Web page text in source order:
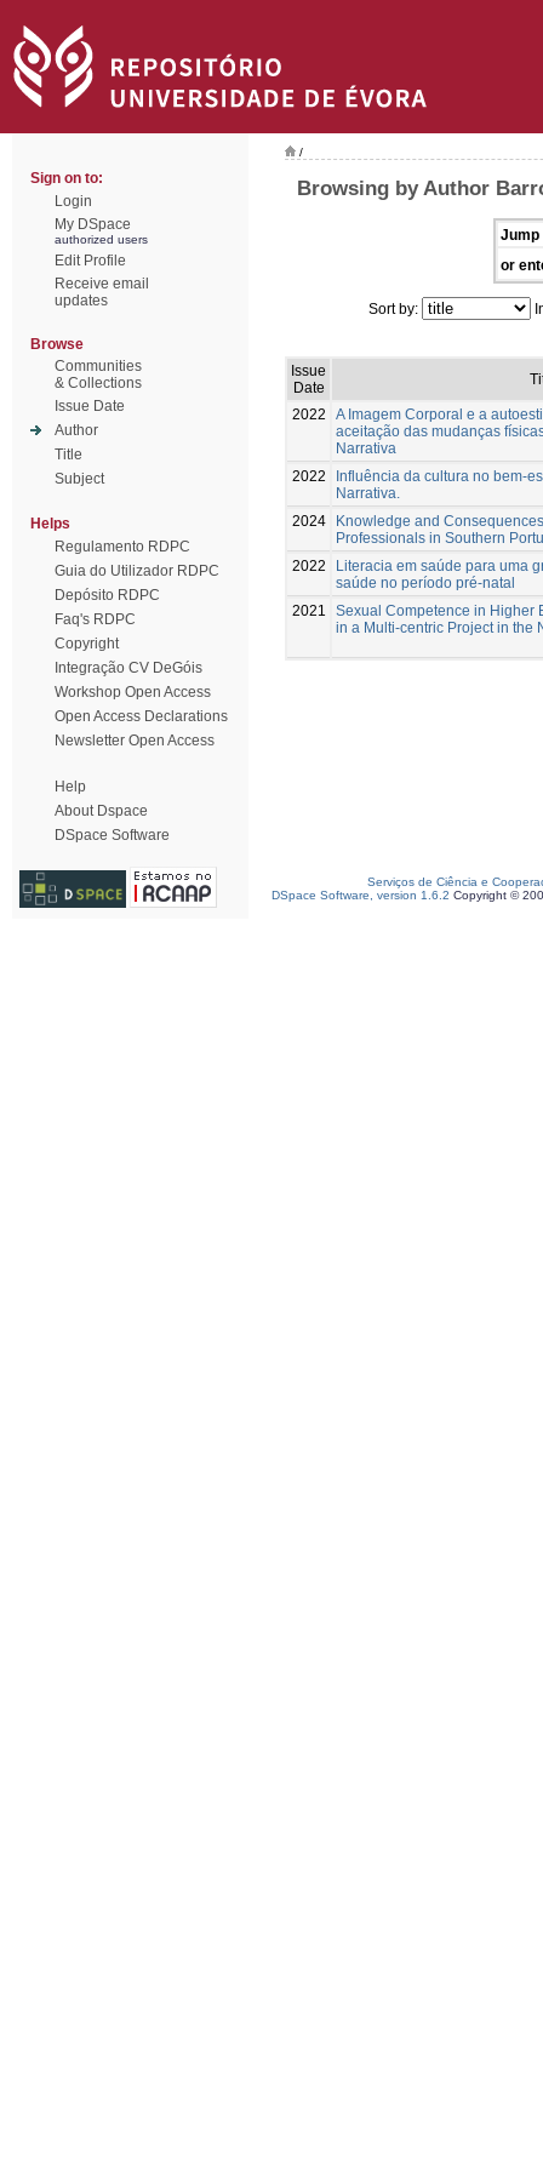
Sign on to:
Login
My DSpace
authorized users
Edit Profile
Receive email
updates
Browse
Communities
& Collections
Issue Date
Author
Title
Subject
Helps
Regulamento RDPC
Guia do Utilizador RDPC
Depósito RDPC
Faq's RDPC
Copyright
Integração CV DeGóis
Workshop Open Access
Open Access Declarations
Newsletter Open Access
Help
About Dspace
DSpace Software
/
Browsing by Author
Jump
or
Sort by:
Issue
Date
2022
A Imagem Corporal e a
aceitação das mudanças
Narrativa
2022
Influência da cultura no bem-
Narrativa.
2024
Knowledge and
Professionals in Southern
2022
Literacia em saúde para uma
saúde no período pré-natal
2021
Sexual Competence in Higher
in a Multi-centric Project in the
Serviços de Ciência e
DSpace Software, version 1.6.2 Copyright ©